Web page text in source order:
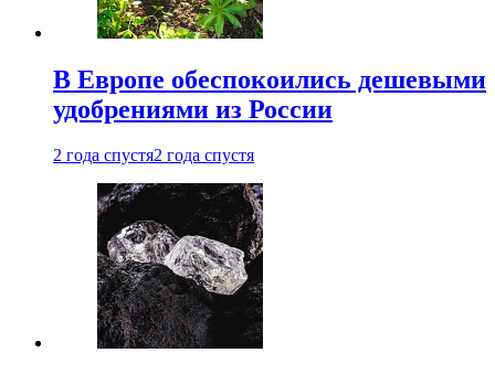
В Европе обеспокоились дешевыми
удобрениями из России
2 года спустя2 года спустя